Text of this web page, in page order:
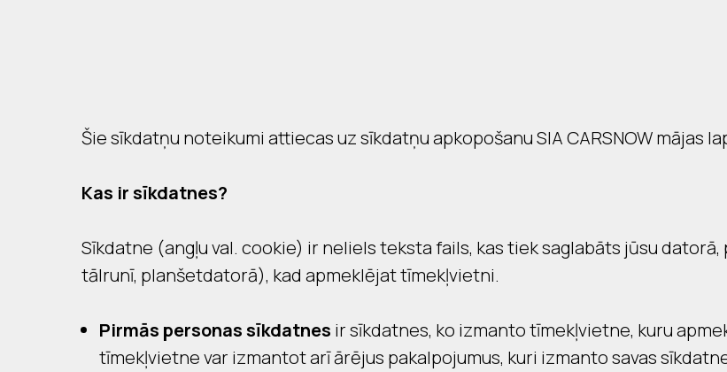
Šie sīkdatņu noteikumi attiecas uz sīkdatņu apkopošanu SIA CARSNOW mājas
Kas ir sīkdatnes?
Sīkdatne (angļu val. cookie) ir neliels teksta fails, kas tiek saglabāts jūsu
tālrunī, planšetdatorā), kad apmeklējat tīmekļvietni.
Pirmās personas sīkdatnes ir sīkdatnes, ko izmanto tīmekļvietne, kuru
tīmekļvietne var izmantot arī ārējus pakalpojumus, kuri izmanto savas